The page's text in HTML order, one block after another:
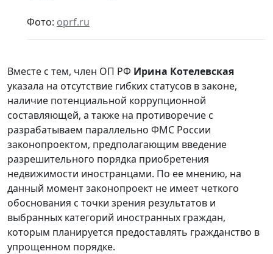
Фото: oprf.ru
Вместе с тем, член ОП РФ Ирина Котелевская
указала на отсутствие гибких статусов в законе,
наличие потенциальной коррупционной
составляющей, а также на противоречие с
разрабатываем параллельно ФМС России
законопроектом, предполагающим введение
разрешительного порядка приобретения
недвижимости иностранцами. По ее мнению, на
данный момент законопроект не имеет четкого
обоснования с точки зрения результатов и
выбранных категорий иностранных граждан,
которым планируется предоставлять гражданство в
упрощенном порядке.